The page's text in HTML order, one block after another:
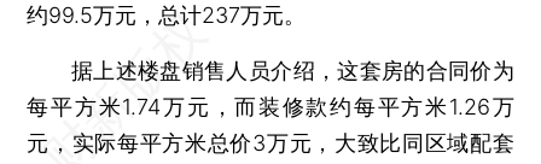
约99.5万元，总计237万元。
据上述楼盘销售人员介绍，这套房的合同价为
每平方米1.74万元，而装修款约每平方米1.26万
元，实际每平方米总价3万元，大致比同区域配套